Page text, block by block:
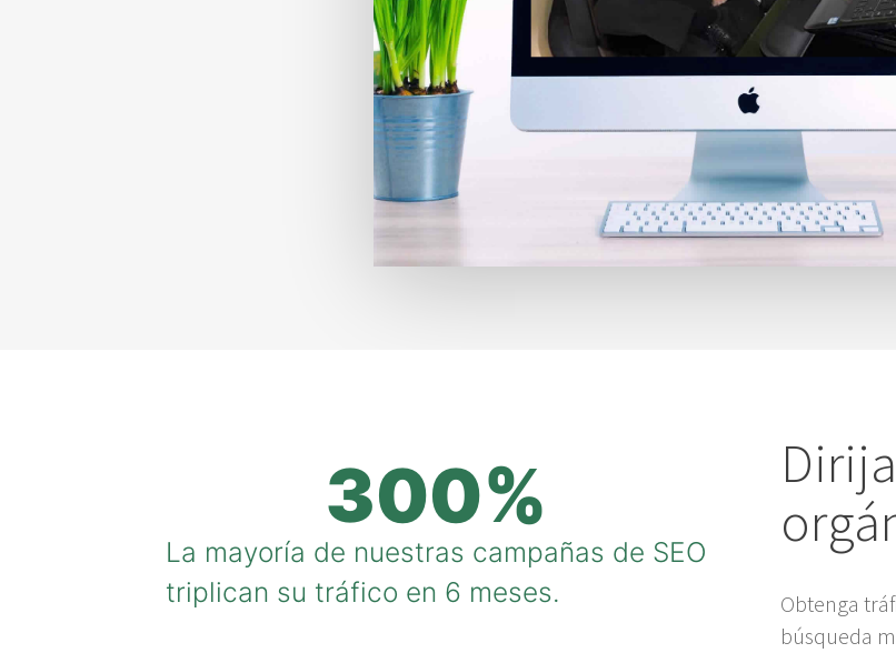
300%
La mayoría de nuestras campañas de SEO
triplican su tráfico en 6 meses.
Obtenga
búsqueda